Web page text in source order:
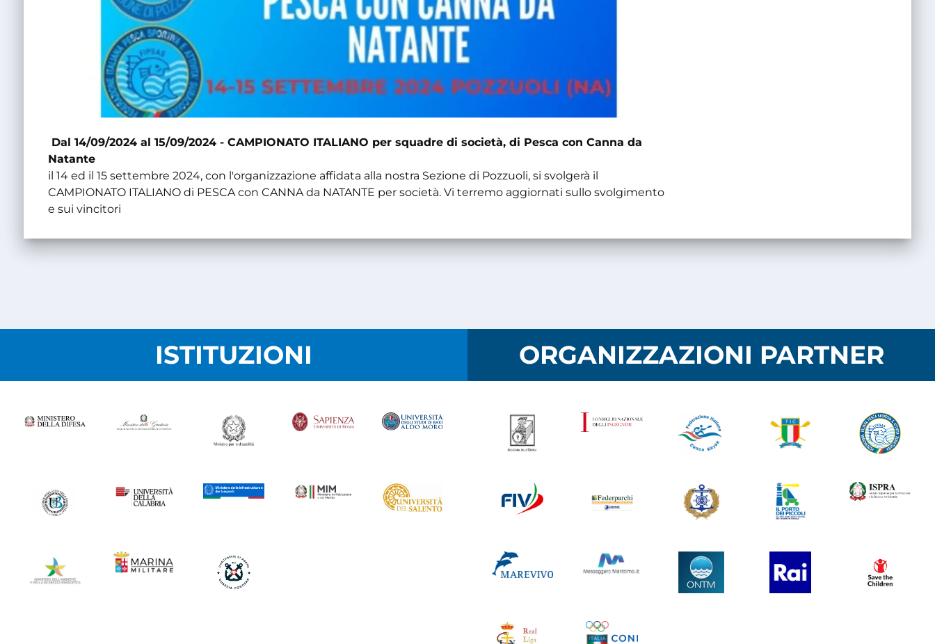
Dal 14/09/2024 al 15/09/2024 - CAMPIONATO ITALIANO per squadre di società, di Pesca con Canna da
Natante
il 14 ed il 15 settembre 2024, con l'organizzazione affidata alla nostra Sezione di Pozzuoli, si svolgerà il
CAMPIONATO ITALIANO di PESCA con CANNA da NATANTE per società. Vi terremo aggiornati sullo svolgimento
e sui vincitori
ISTITUZIONI ORGANIZZAZIONI PARTNER